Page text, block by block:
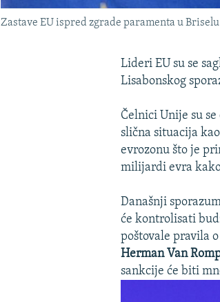
Zastave EU ispred zgrade paramenta u Briselu
Lideri EU su se
Lisabonskog
Čelnici Unije su
slična situacija
evrozonu što je
milijardi evra
Današnji
će kontrolisati
poštovale pravila
Herman Van
sankcije će biti